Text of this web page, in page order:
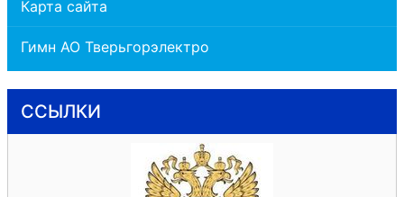
Карта сайта
Гимн АО Тверьгорэлектро
ССЫЛКИ